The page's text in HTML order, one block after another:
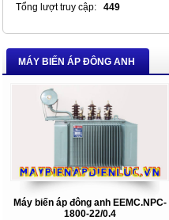
Tổng lượt truy cập: 449
MÁY BIẾN ÁP ĐÔNG ANH
Máy biến áp đông anh EEMC.NPC-
1800-22/0.4